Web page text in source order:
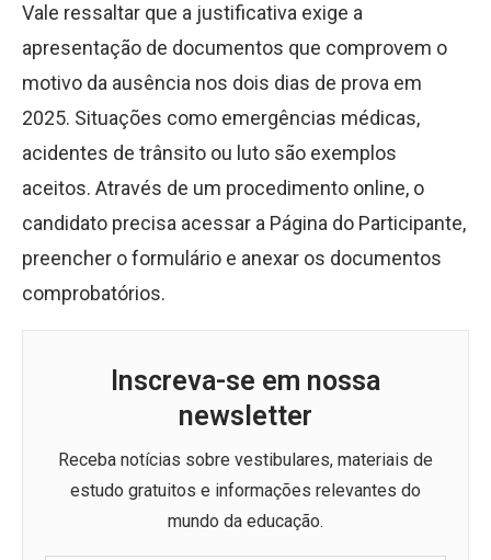
Vale ressaltar que a justificativa exige a
apresentação de documentos que comprovem o
motivo da ausência nos dois dias de prova em
2025. Situações como emergências médicas,
acidentes de trânsito ou luto são exemplos
aceitos. Através de um procedimento online, o
candidato precisa acessar a Página do Participante,
preencher o formulário e anexar os documentos
comprobatórios.
Inscreva-se em nossa
newsletter
Receba notícias sobre vestibulares, materiais de
estudo gratuitos e informações relevantes do
mundo da educação.